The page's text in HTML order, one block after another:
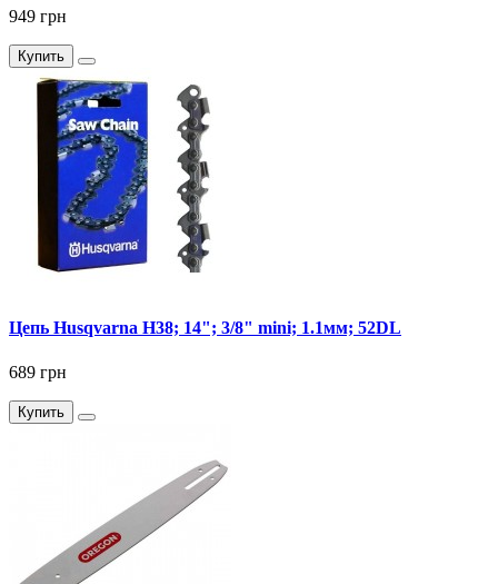
949 грн
Купить
Цепь Husqvarna Н38; 14"; 3/8" mini; 1.1мм; 52DL
689 грн
Купить